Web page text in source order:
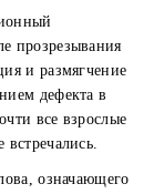
прозрезывания
и размягчение
дефекта в
все взрослые
означающего